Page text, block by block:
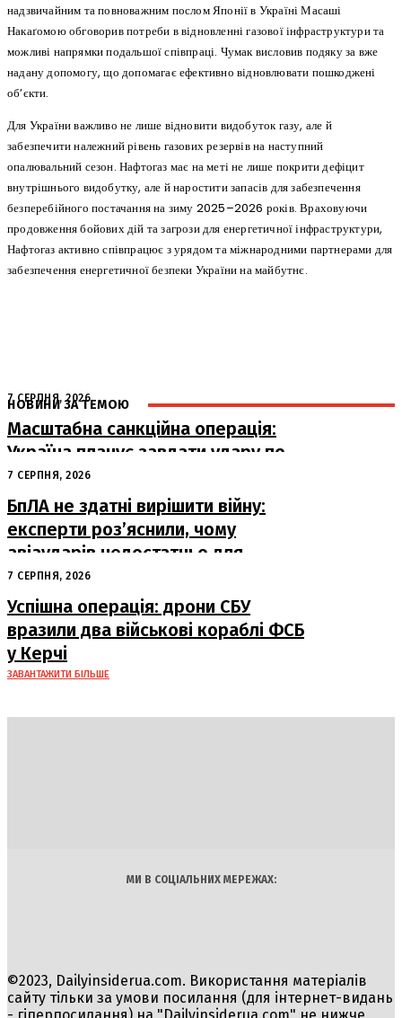
надзвичайним та повноважним послом Японії в Україні Масаші
Накаґомою обговорив потреби в відновленні газової інфраструктури та
можливі напрямки подальшої співпраці. Чумак висловив подяку за вже
надану допомогу, що допомагає ефективно відновлювати пошкоджені
об’єкти.
Для України важливо не лише відновити видобуток газу, але й
забезпечити належний рівень газових резервів на наступний
опалювальний сезон. Нафтогаз має на меті не лише покрити дефіцит
внутрішнього видобутку, але й наростити запасів для забезпечення
безперебійного постачання на зиму 2025–2026 років. Враховуючи
продовження бойових дій та загрози для енергетичної інфраструктури,
Нафтогаз активно співпрацює з урядом та міжнародними партнерами для
забезпечення енергетичної безпеки України на майбутнє.
НОВИНИ ЗА ТЕМОЮ
7 СЕРПНЯ, 2026
Масштабна санкційна операція:
Україна планує завдати удару по
російському ВПК
7 СЕРПНЯ, 2026
БпЛА не здатні вирішити війну:
експерти роз’яснили, чому
авіаударів недостатньо для
досягнення миру
7 СЕРПНЯ, 2026
Успішна операція: дрони СБУ
вразили два військові кораблі ФСБ
у Керчі
ЗАВАНТАЖИТИ БІЛЬШЕ
МИ В СОЦІАЛЬНИХ МЕРЕЖАХ:
©2023, Dailyinsiderua.com. Використання матеріалів
сайту тільки за умови посилання (для інтернет-видань